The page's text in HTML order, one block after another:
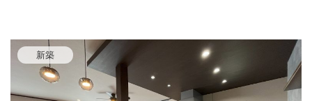
新築